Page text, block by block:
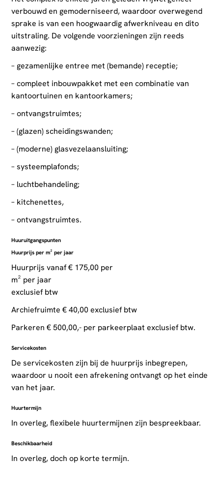
verbouwd en gemoderniseerd, waardoor overwegend
sprake is van een hoogwaardig afwerkniveau en dito
uitstraling. De volgende voorzieningen zijn reeds
aanwezig:
– gezamenlijke entree met (bemande) receptie;
– compleet inbouwpakket met een combinatie van
kantoortuinen en kantoorkamers;
– ontvangstruimtes;
– (glazen) scheidingswanden;
– (moderne) glasvezelaansluiting;
– systeemplafonds;
– luchtbehandeling;
– kitchenettes,
– ontvangstruimtes.
Huuruitgangspunten
Huurprijs per m² per jaar
Huurprijs vanaf € 175,00 per
m² per jaar
exclusief btw
Archiefruimte € 40,00 exclusief btw
Parkeren € 500,00,- per parkeerplaat exclusief btw.
Servicekosten
De servicekosten zijn bij de huurprijs inbegrepen,
waardoor u nooit een afrekening ontvangt op het einde
van het jaar.
Huurtermijn
In overleg, flexibele huurtermijnen zijn bespreekbaar.
Beschikbaarheid
In overleg, doch op korte termijn.